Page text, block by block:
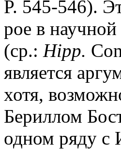
P. 545-546).
рое в
(ср.: Hipp.
является
хотя,
Бериллом
одном ряду с